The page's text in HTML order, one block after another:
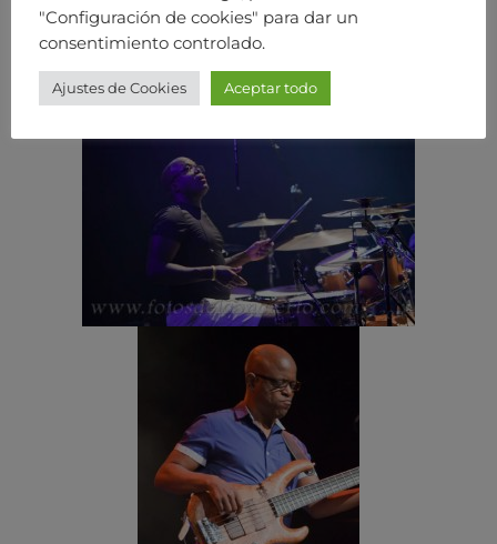
"Configuración de cookies" para dar un
consentimiento controlado.
Ajustes de Cookies Aceptar todo